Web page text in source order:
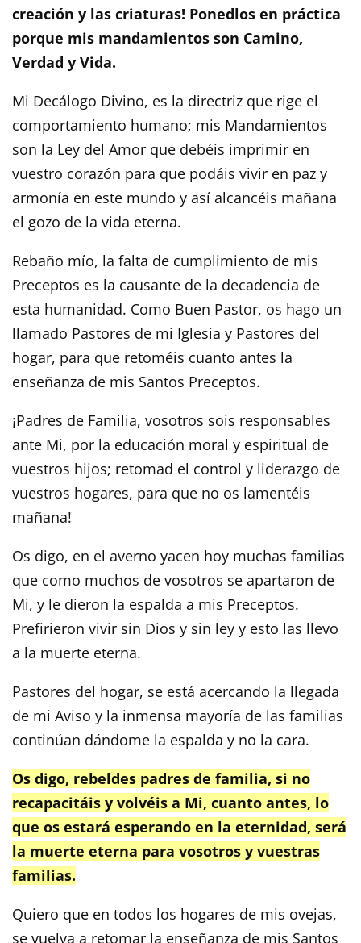
creación y las criaturas! Ponedlos en práctica
porque mis mandamientos son Camino,
Verdad y Vida.
Mi Decálogo Divino, es la directriz que rige el
comportamiento humano; mis Mandamientos
son la Ley del Amor que debéis imprimir en
vuestro corazón para que podáis vivir en paz y
armonía en este mundo y así alcancéis mañana
el gozo de la vida eterna.
Rebaño mío, la falta de cumplimiento de mis
Preceptos es la causante de la decadencia de
esta humanidad. Como Buen Pastor, os hago un
llamado Pastores de mi Iglesia y Pastores del
hogar, para que retoméis cuanto antes la
enseñanza de mis Santos Preceptos.
¡Padres de Familia, vosotros sois responsables
ante Mi, por la educación moral y espiritual de
vuestros hijos; retomad el control y liderazgo de
vuestros hogares, para que no os lamentéis
mañana!
Os digo, en el averno yacen hoy muchas familias
que como muchos de vosotros se apartaron de
Mi, y le dieron la espalda a mis Preceptos.
Prefirieron vivir sin Dios y sin ley y esto las llevo
a la muerte eterna.
Pastores del hogar, se está acercando la llegada
de mi Aviso y la inmensa mayoría de las familias
continúan dándome la espalda y no la cara.
Os digo, rebeldes padres de familia, si no
recapacitáis y volvéis a Mi, cuanto antes, lo
que os estará esperando en la eternidad, será
la muerte eterna para vosotros y vuestras
familias.
Quiero que en todos los hogares de mis ovejas,
se vuelva a retomar la enseñanza de mis Santos